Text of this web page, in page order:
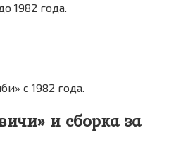
1982 года.
с 1982 года.
и сборка за